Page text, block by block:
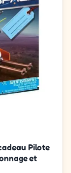
Pilote
et